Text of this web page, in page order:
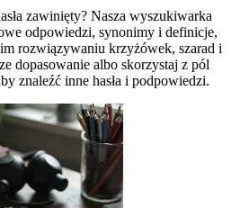
zawinięty? Nasza wyszukiwarka
odpowiedzi, synonimy i definicje,
rozwiązywaniu krzyżówek, szarad i
dopasowanie albo skorzystaj z pól
znaleźć inne hasła i podpowiedzi.